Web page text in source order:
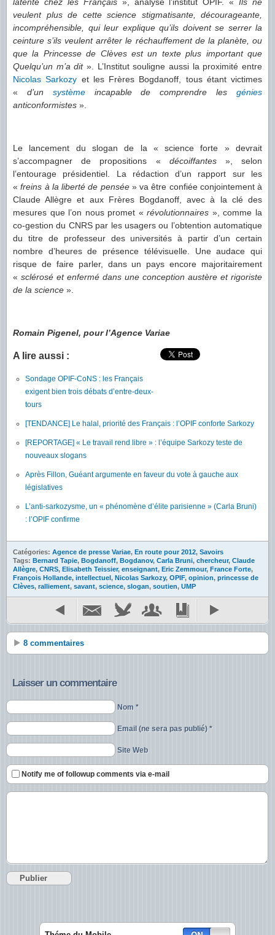
veulent plus de cette science stigmatisante, décourageante,
incompréhensible, qui leur explique qu’ils doivent se serrer la
ceinture s’ils veulent arrêter le réchauffement de la planète, ou
que la Princesse de Clèves est un texte plus important que
Quelqu’un m’a dit». L’Institut souligne aussi la proximité entre
Nicolas Sarkozy et les Frères Bogdanoff, tous étant victimes
« d’un systèmeincapable de comprendre lesgénies
anticonformistes ».
Le lancement du slogan de la « science forte » devrait
s’accompagner de propositions « décoiffantes», selon
l’entourage présidentiel. La rédaction d’un rapport sur les
«freins à la liberté de pensée » va être confiée conjointement à
Claude Allègre et aux Frères Bogdanoff, avec à la clé des
mesures que l’on nous promet «révolutionnaires », comme la
co-gestion du CNRS par les usagers ou l’obtention automatique
du titre de professeur des universités à partir d’un certain
nombre d’heures de présence télévisuelle. Une audace qui
risque de faire parler, dans un pays encore majoritairement
« sclérosé et enfermé dans une conception austère et rigoriste
de la science ».
Romain Pigenel, pour l’Agence Variae
A lire aussi :
Sondage OPIF-CoNS : les Français
exigent bien trois débats d’entre-deux-
tours
[TENDANCE] Le halal, priorité des Français : l’OPIF conforte Sarkozy
[REPORTAGE] « Le travail rend libre » : l’équipe Sarkozy teste de
nouveaux slogans
Après Fillon, Guéant argumente en faveur du vote à gauche aux
législatives
L’anti-sarkozysme, un « phénomène d’élite parisienne » (Carla Bruni)
: l’OPIF confirme
Catégories: Agence de presse Variae, En route pour 2012, Savoirs
Tags: Bernard Tapie, Bogdanoff, Bogdanov, Carla Bruni, chercheur, Claude
Allègre, CNRS, Elisabeth Teissier, enseignant, Eric Zemmour, France Forte,
François Hollande, intellectuel, Nicolas Sarkozy, OPIF, opinion, princesse de
Clèves, ralliement, savant, science, slogan, soutien, UMP
8 commentaires
Laisser un commentaire
Nom *
Email (ne sera pas publié) *
Site Web
Notify me of followup comments via e-mail